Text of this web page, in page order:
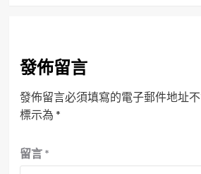
發佈留言
發佈留言必須填寫的電子郵件地址不
標示為 *
留言 *